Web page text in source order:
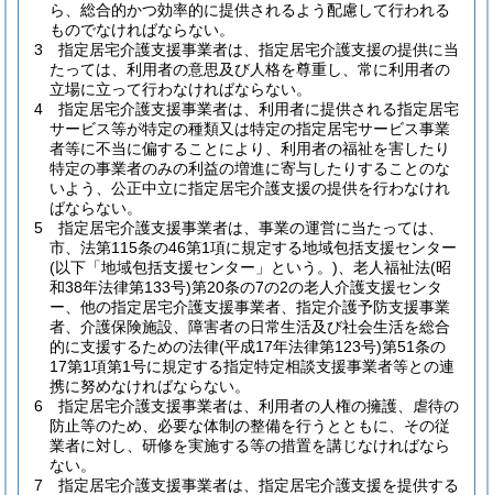
ら、総合的かつ効率的に提供されるよう配慮して行われる
ものでなければならない。
3
指定居宅介護支援事業者は、指定居宅介護支援の提供に当
たっては、利用者の意思及び人格を尊重し、常に利用者の
立場に立って行わなければならない。
4
指定居宅介護支援事業者は、利用者に提供される指定居宅
サービス等が特定の種類又は特定の指定居宅サービス事業
者等に不当に偏することにより、利用者の福祉を害したり
特定の事業者のみの利益の増進に寄与したりすることのな
いよう、公正中立に指定居宅介護支援の提供を行わなけれ
ばならない。
5
指定居宅介護支援事業者は、事業の運営に当たっては、
市、法第115条の46第1項に規定する地域包括支援センター
(以下「地域包括支援センター」という。) 、老人福祉法(昭
和38年法律第133号)第20条の7の2の老人介護支援センタ
ー、他の指定居宅介護支援事業者、指定介護予防支援事業
者、介護保険施設、障害者の日常生活及び社会生活を総合
的に支援するための法律(平成17年法律第123号)第51条の
17第1項第1号に規定する指定特定相談支援事業者等との連
携に努めなければならない。
6
指定居宅介護支援事業者は、利用者の人権の擁護、虐待の
防止等のため、必要な体制の整備を行うとともに、その従
業者に対し、研修を実施する等の措置を講じなければなら
ない。
7
指定居宅介護支援事業者は、指定居宅介護支援を提供する